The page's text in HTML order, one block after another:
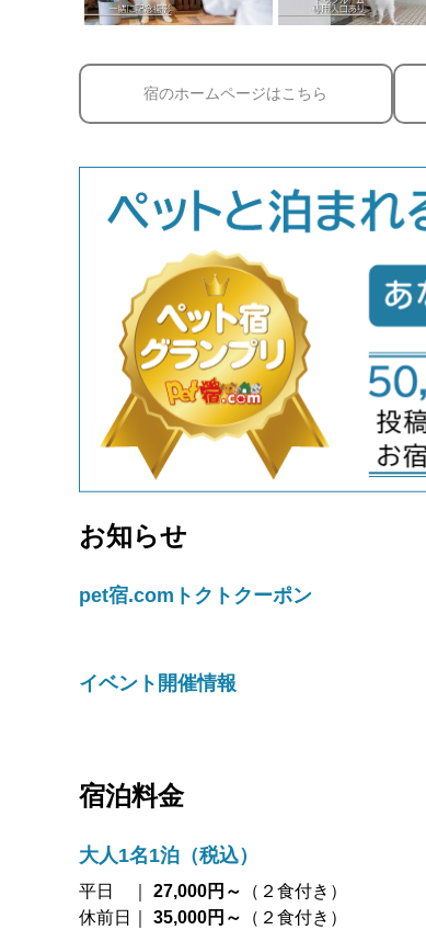
宿のホームページはこちら
お知らせ
pet宿.comトクトクーポン
イベント開催情報
宿泊料金
大人1名1泊（税込）
平日 ｜ 27,000円～
（２食付き）
休前日｜
35,000円～ （２食付き）